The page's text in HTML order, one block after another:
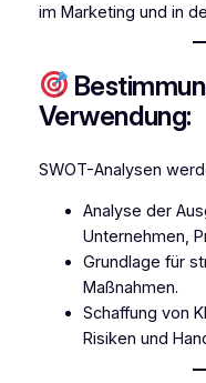
im Marketing und in
Verwendung:
SWOT-Analysen
Analyse der
Unternehmen,
Grundlage für
Maßnahmen.
Schaffung von
Risiken und